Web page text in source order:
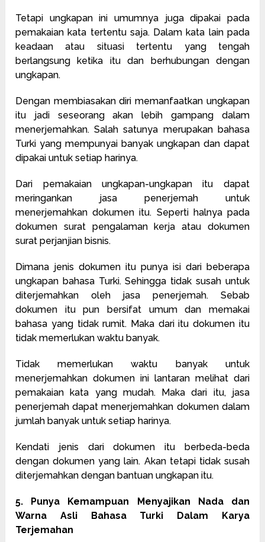
Tetapi ungkapan ini umumnya juga dipakai pada
pemakaian kata tertentu saja. Dalam kata lain pada
keadaan atau situasi tertentu yang tengah
berlangsung ketika itu dan berhubungan dengan
ungkapan.
Dengan membiasakan diri memanfaatkan ungkapan
itu jadi seseorang akan lebih gampang dalam
menerjemahkan. Salah satunya merupakan bahasa
Turki yang mempunyai banyak ungkapan dan dapat
dipakai untuk setiap harinya.
Dari pemakaian ungkapan-ungkapan itu dapat
meringankan jasa penerjemah untuk
menerjemahkan dokumen itu. Seperti halnya pada
dokumen surat pengalaman kerja atau dokumen
surat perjanjian bisnis.
Dimana jenis dokumen itu punya isi dari beberapa
ungkapan bahasa Turki. Sehingga tidak susah untuk
diterjemahkan oleh jasa penerjemah. Sebab
dokumen itu pun bersifat umum dan memakai
bahasa yang tidak rumit. Maka dari itu dokumen itu
tidak memerlukan waktu banyak.
Tidak memerlukan waktu banyak untuk
menerjemahkan dokumen ini lantaran melihat dari
pemakaian kata yang mudah. Maka dari itu, jasa
penerjemah dapat menerjemahkan dokumen dalam
jumlah banyak untuk setiap harinya.
Kendati jenis dari dokumen itu berbeda-beda
dengan dokumen yang lain. Akan tetapi tidak susah
diterjemahkan dengan bantuan ungkapan itu.
5. Punya Kemampuan Menyajikan Nada dan
Warna Asli Bahasa Turki Dalam Karya
Terjemahan